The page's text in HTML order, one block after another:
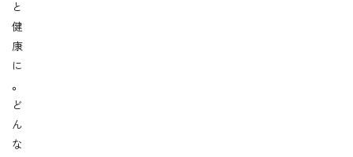
と
健
康
に
。
ど
ん
な